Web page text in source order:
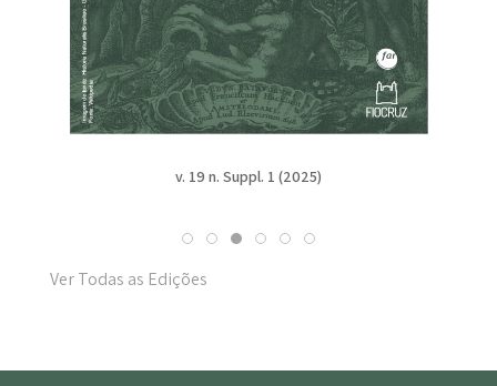
v. 19 n. Suppl. 1 (2025)
Ver Todas as Edições